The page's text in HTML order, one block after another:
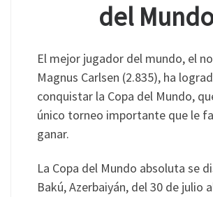
del
El mejor jugador del mundo, el
Magnus Carlsen (2.835), ha
conquistar la Copa del Mundo,
único torneo importante que le
ganar.
La Copa del Mundo absoluta se
Bakú, Azerbaiyán, del 30 de julio